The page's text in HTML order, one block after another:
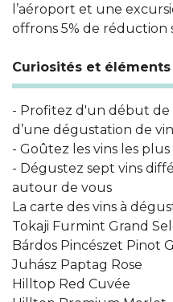
l’aéroport et une
offrons 5% de réduction
Curiosités et éléments
- Profitez d'un début de
d’une dégustation de
- Goûtez les vins les
- Dégustez sept vins
autour de vous
La carte des vins à
Tokaji Furmint Grand
Bárdos Pincészet Pinot
Juhász Paptag Rose
Hilltop Red Cuvée